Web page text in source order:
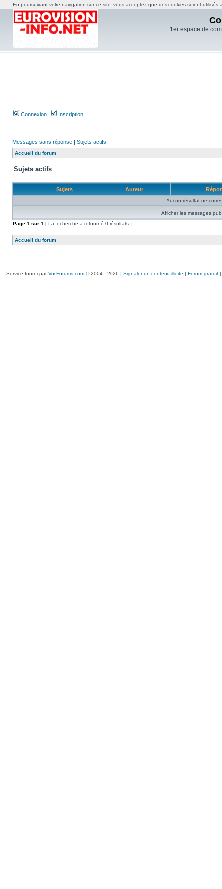
1er espace de
Connexion Inscription
Messages sans réponse | Sujets actifs
Accueil du forum
Sujets actifs
Sujets Auteur
Aucun résultat ne
Afficher les messages
Page 1 sur 1 [ La recherche a retourné 0 résultats ]
Accueil du forum
Service fourni parVosForums.com© 2004 - 2026 | Signaler un contenu illicite | Forum gratuit|
En poursuivant votre navigation sur ce site, vous acceptez que des cookies soient